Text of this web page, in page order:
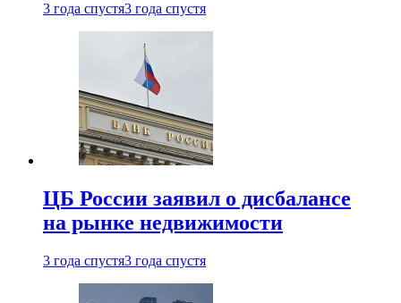
3 года спустя3 года спустя
ЦБ России заявил о дисбалансе
на рынке недвижимости
3 года спустя3 года спустя